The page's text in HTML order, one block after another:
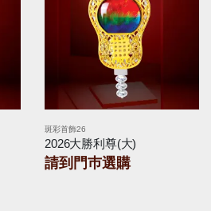
斑彩首飾26
2026大勝利尊(大)
請到門巿選購